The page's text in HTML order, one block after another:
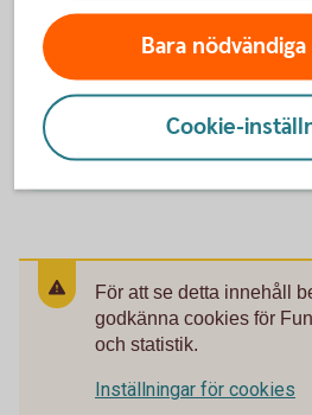
Ring oss
Ring oss för att få hjälp med
För att se detta innehåll
godkänna cookies för
och statistik.
Inställningar för cookies
Bara
Cookie-